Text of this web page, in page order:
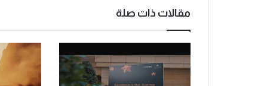
مقالات ذات صلة